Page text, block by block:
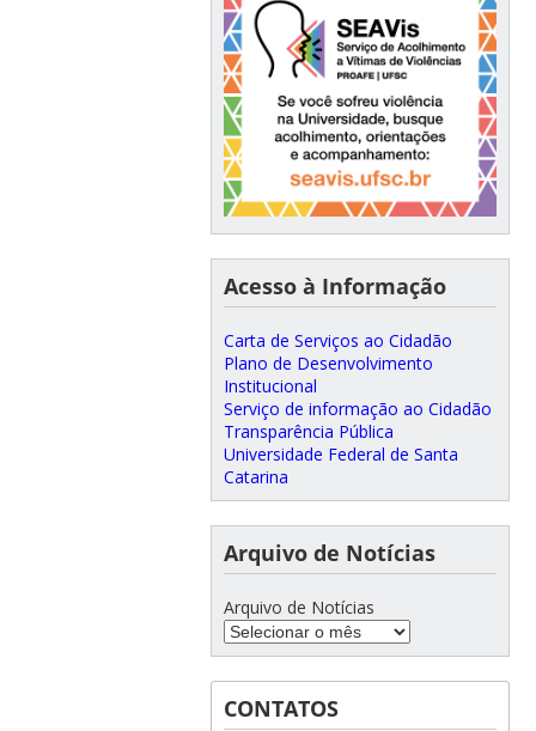
Acesso à Informação
Carta de Serviços ao Cidadão
Plano de Desenvolvimento
Institucional
Serviço de informação ao Cidadão
Transparência Pública
Universidade Federal de Santa
Catarina
Arquivo de Notícias
Arquivo de Notícias
CONTATOS